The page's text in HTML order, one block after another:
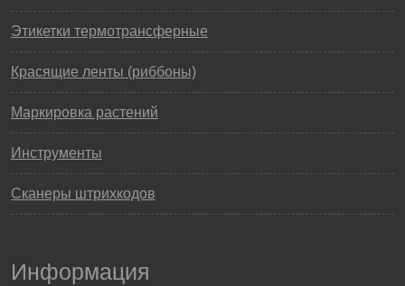
Этикетки термотрансферные
Красящие ленты (риббоны)
Маркировка растений
Инструменты
Сканеры штрихкодов
Информация